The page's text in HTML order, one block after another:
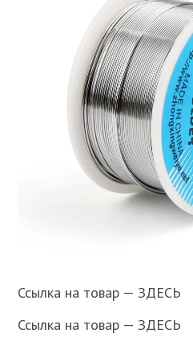
Ссылка на товар — ЗДЕСЬ
Ссылка на товар — ЗДЕСЬ